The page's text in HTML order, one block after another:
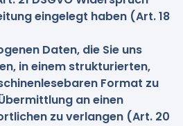
eingelegt haben (Art. 18
Daten, die Sie uns
in einem strukturierten,
Format zu
an einen
zu verlangen (Art. 20